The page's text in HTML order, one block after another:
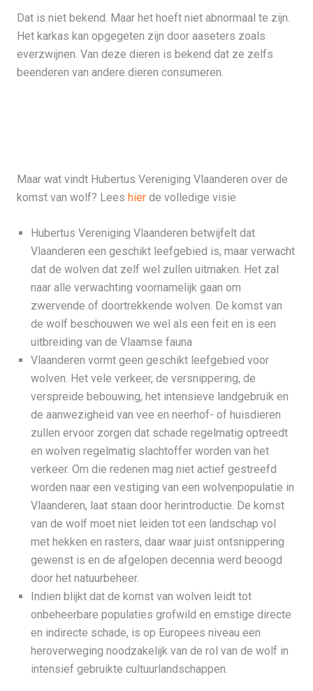
Dat is niet bekend. Maar het hoeft niet abnormaal te zijn.
Het karkas kan opgegeten zijn door aaseters zoals
everzwijnen. Van deze dieren is bekend dat ze zelfs
beenderen van andere dieren consumeren.
Maar wat vindt Hubertus Vereniging Vlaanderen over de
komst van wolf? Lees hierde volledige visie
Hubertus Vereniging Vlaanderen betwijfelt dat
Vlaanderen een geschikt leefgebied is, maar verwacht
dat de wolven dat zelf wel zullen uitmaken. Het zal
naar alle verwachting voornamelijk gaan om
zwervende of doortrekkende wolven. De komst van
de wolf beschouwen we wel als een feit en is een
uitbreiding van de Vlaamse fauna
Vlaanderen vormt geen geschikt leefgebied voor
wolven. Het vele verkeer, de versnippering, de
verspreide bebouwing, het intensieve landgebruik en
de aanwezigheid van vee en neerhof- of huisdieren
zullen ervoor zorgen dat schade regelmatig optreedt
en wolven regelmatig slachtoffer worden van het
verkeer. Om die redenen mag niet actief gestreefd
worden naar een vestiging van een wolvenpopulatie in
Vlaanderen, laat staan door herintroductie. De komst
van de wolf moet niet leiden tot een landschap vol
met hekken en rasters, daar waar juist ontsnippering
gewenst is en de afgelopen decennia werd beoogd
door het natuurbeheer.
Indien blijkt dat de komst van wolven leidt tot
onbeheerbare populaties grofwild en ernstige directe
en indirecte schade, is op Europees niveau een
heroverweging noodzakelijk van de rol van de wolf in
intensief gebruikte cultuurlandschappen.